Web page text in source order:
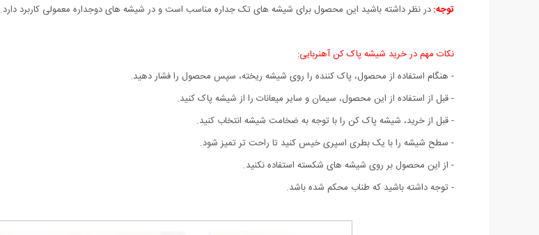
توجه:در نظر داشته باشید این محصول برای شیشه های تک جداره مناسب است و در شیشه های دوجداره معمولی کاربرد دارد.
نکات مهم در خرید شیشه پاک کن آهنربایی:
- هنگام استفاده از محصول، پاک کننده را روی شیشه ریخته، سپس محصول را فشار دهید.
- قبل از استفاده از این محصول، سیمان و سایر میعانات را از شیشه پاک کنید.
- قبل از خرید، شیشه پاک کن را با توجه به ضخامت شیشه انتخاب کنید.
- سطح شیشه را با یک بطری اسپری خیس کنید تا راحت تر تمیز شود.
- از این محصول بر روی شیشه های شکسته استفاده نکنید.
- توجه داشته باشید که طناب محکم شده باشد.